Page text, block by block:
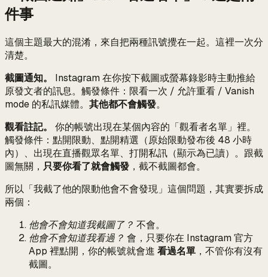
件事
這個主題最大的混淆，來自把兩種訊號攪在一起。這裡一次分
清楚。
截圖通知。
Instagram 在你按下截圖或螢幕錄影時主動推給
原發文者的訊息。觸發條件：限看一次 / 允許重看 / Vanish
mode 的私訊媒體。 其他都不會觸發。
觀看註記。
你的帳號出現在某個內容的「觀看者名單」裡。
觸發條件：點開限動、點開精選（原始限動發布後 48 小時
內）、出現在直播觀眾名單、打開私訊（顯示為已讀）。跟截
圖無關， 只要你看了就會觸發 ，截不截圖都會。
所以「我截了他的限動他會不會發現」這個問題，其實要拆成
兩個：
他會不會知道我截圖了？ 不會。
他會不會知道我看過？ 會，只要你在 Instagram 官方
App 裡點開，你的帳號就會進 看過名單 ，不管你有沒有
截圖。